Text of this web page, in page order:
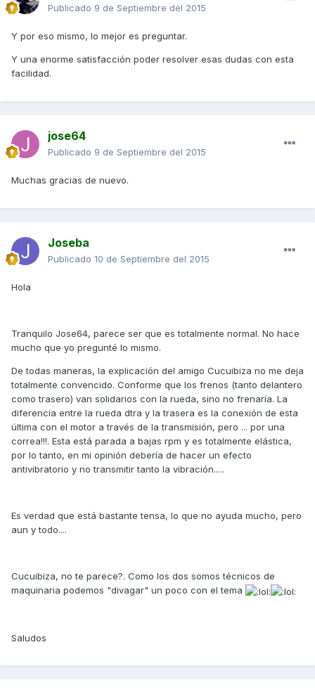
Publicado 9 de Septiembre del 2015
Y por eso mismo, lo mejor es preguntar.
Y una enorme satisfacción poder resolver esas dudas con esta
facilidad.
jose64
Publicado 9 de Septiembre del 2015
Muchas gracias de nuevo.
Joseba
Publicado 10 de Septiembre del 2015
Hola
Tranquilo Jose64, parece ser que es totalmente normal. No hace
mucho que yo pregunté lo mismo.
De todas maneras, la explicación del amigo Cucuibiza no me deja
totalmente convencido. Conforme que los frenos (tanto delantero
como trasero) van solidarios con la rueda, sino no frenaría. La
diferencia entre la rueda dtra y la trasera es la conexión de esta
última con el motor a través de la transmisión, pero ... por una
correa!!!. Esta está parada a bajas rpm y es totalmente elástica,
por lo tanto, en mi opinión debería de hacer un efecto
antivibratorio y no transmitir tanto la vibración.....
Es verdad que está bastante tensa, lo que no ayuda mucho, pero
aun y todo....
Cucuibiza, no te parece?. Como los dos somos técnicos de
maquinaria podemos "divagar" un poco con el tema
Saludos